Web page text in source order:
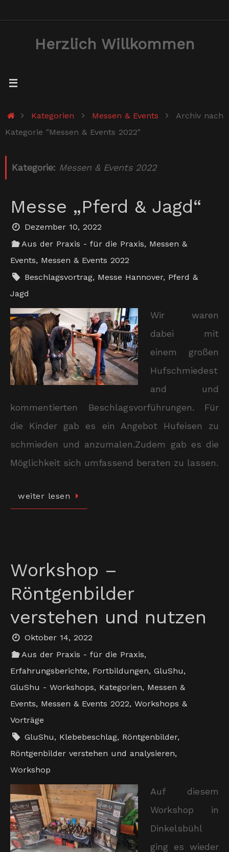
Herzlich Willkommen
StartKategorien Messen & Events
Archiv nach
Kategorie "Messen & Events 2022"
Kategorie: Messen & Events 2022
Messe „Pferd & Jagd“
Dezember 10, 2022
Aus der Praxis - für die Praxis, Messen &
Events, Messen & Events 2022
Beschlagsvortrag, Messe Hannover, Pferd &
Jagd
Wir waren
dabei mit
einem großen
Hufschmiedest
and und
kommentierten Beschlagsvorführungen. Für
die Kinder gab es ein Angebot Hufeisen zu
schmieden und anzumalen.Zudem gab es die
Möglichkeit sich umfassend beraten zu lassen.
weiter lesen
Workshop –
Röntgenbilder
verstehen und nutzen
Oktober 14, 2022
Aus der Praxis - für die Praxis,
Erfahrungsberichte, Fortbildungen, GluShu,
GluShu - Workshops, Kategorien, Messen &
Events, Messen & Events 2022, Workshops &
Vorträge
GluShu, Klebebeschlag, Röntgenbilder,
Röntgenbilder verstehen und analysieren,
Workshop
Auf diesem
Workshop in
Dinkelsbühl
ging es wieder